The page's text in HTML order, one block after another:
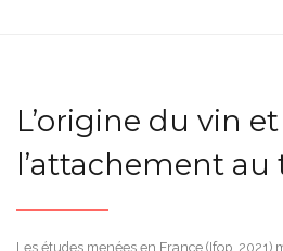
L’origine du vin et
l’attachement au
Les études menées en France (Ifop, 2021)